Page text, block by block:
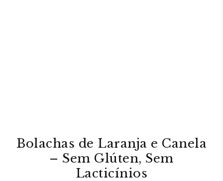
Bolachas de Laranja e Canela
– Sem Glúten, Sem
Lacticínios